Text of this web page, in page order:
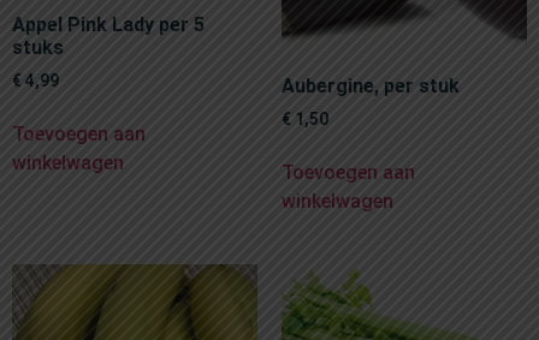
Appel Pink Lady per 5
stuks
€ 4,99
Toevoegen aan
winkelwagen
Aubergine, per stuk
€ 1,50
Toevoegen aan
winkelwagen